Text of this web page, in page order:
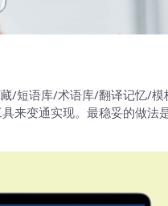
/短语库/术语库/翻译记忆/
来变通实现。最稳妥的做法